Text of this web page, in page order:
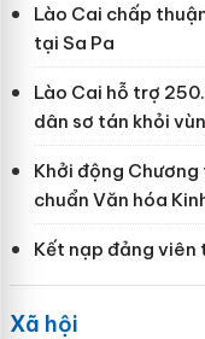
Lào Cai chấp
tại Sa Pa
Lào Cai hỗ trợ
dân sơ tán khỏi
Khởi động
chuẩn Văn hóa
Kết nạp đảng viên
Xã hội